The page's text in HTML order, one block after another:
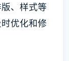
、样式等
优化和修